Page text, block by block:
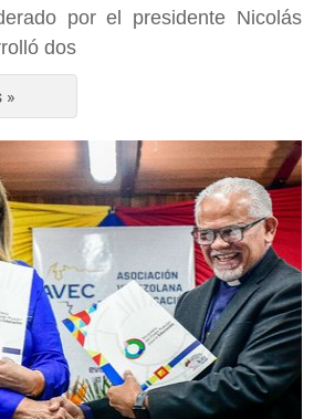
por el presidente Nicolás
dos
»